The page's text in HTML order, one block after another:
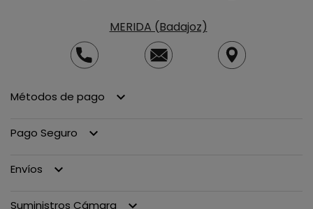
MERIDA (Badajoz)
Métodos de pago keyboard_arrow_down
Pago Seguro keyboard_arrow_down
Envíos keyboard_arrow_down
Suministros Cámara